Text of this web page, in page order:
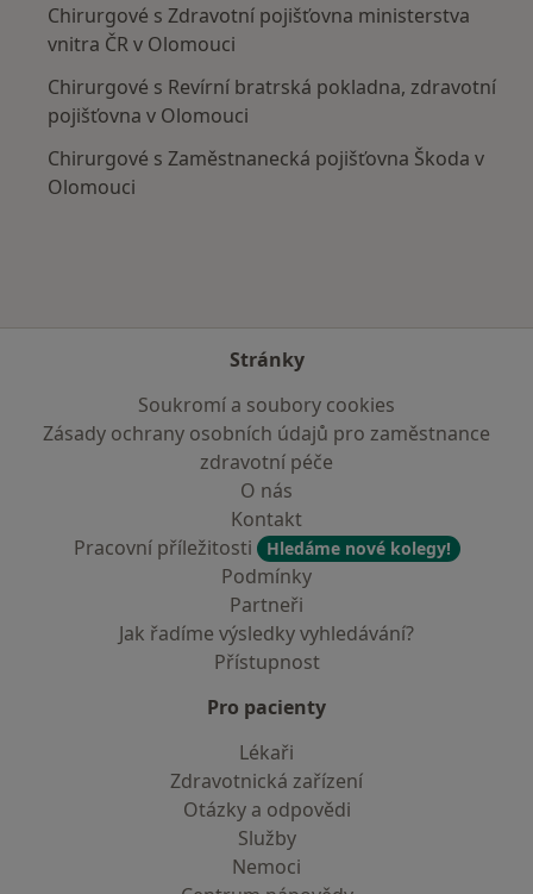
Chirurgové s Zdravotní pojišťovna ministerstva
vnitra ČR v Olomouci
Chirurgové s Revírní bratrská pokladna, zdravotní
pojišťovna v Olomouci
Chirurgové s Zaměstnanecká pojišťovna Škoda v
Olomouci
Stránky
Soukromí a soubory cookies
Zásady ochrany osobních údajů pro zaměstnance
zdravotní péče
O nás
Kontakt
Pracovní příležitosti
Hledáme nové kolegy!
Podmínky
Partneři
Jak řadíme výsledky vyhledávání?
Přístupnost
Pro pacienty
Lékaři
Zdravotnická zařízení
Otázky a odpovědi
Služby
Nemoci